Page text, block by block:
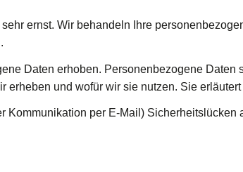
ernst. Wir behandeln Ihre
Daten erhoben. Personenbezogene
und wofür wir sie nutzen. Sie
per E-Mail)